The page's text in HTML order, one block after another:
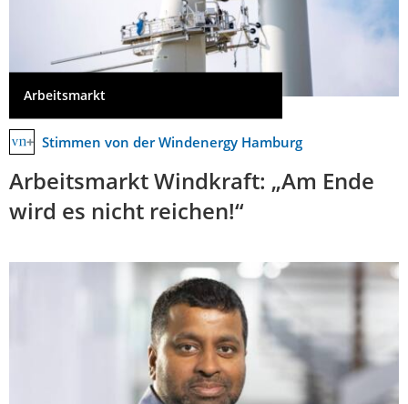
Arbeitsmarkt
Stimmen von der Windenergy Hamburg
Arbeitsmarkt Windkraft: „Am Ende
wird es nicht reichen!“